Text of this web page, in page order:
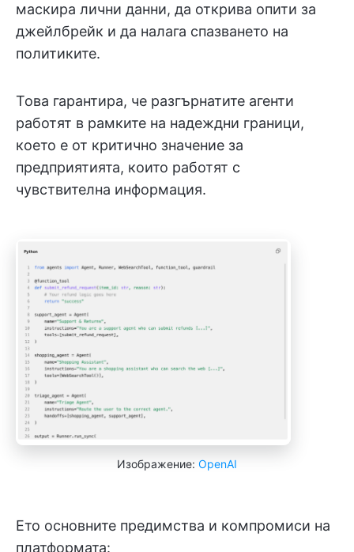
маскира лични данни, да открива опити за
джейлбрейк и да налага спазването на
политиките.
Това гарантира, че разгърнатите агенти
работят в рамките на надеждни граници,
което е от критично значение за
предприятията, които работят с
чувствителна информация.
Изображение: OpenAI
Ето основните предимства и компромиси на
платформата: